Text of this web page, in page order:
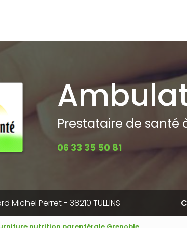
Prestataire de santé
06 33 35 50 81
Michel Perret - 38210 TULLINS